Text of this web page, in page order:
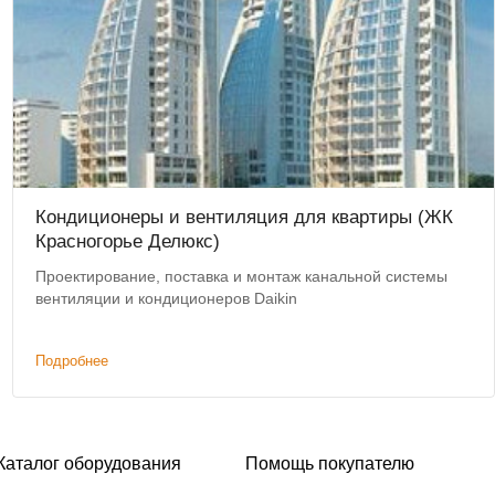
Кондиционеры и вентиляция для квартиры (ЖК
Красногорье Делюкс)
Проектирование, поставка и монтаж канальной системы
вентиляции и кондиционеров Daikin
Подробнее
оборудования Помощь покупателю